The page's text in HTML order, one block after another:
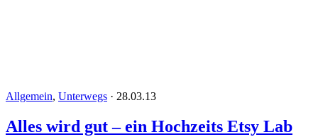
Allgemein, Unterwegs · 28.03.13
Alles wird gut – ein Hochzeits Etsy Lab